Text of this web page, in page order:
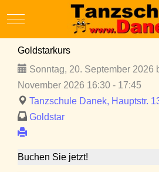
Mobile Menu Toggle
Goldstarkurs
Sonntag, 20. September 2026
November 2026 16:30 - 17:45
Tanzschule Danek, Hauptstr.
Goldstar
Buchen Sie jetzt!